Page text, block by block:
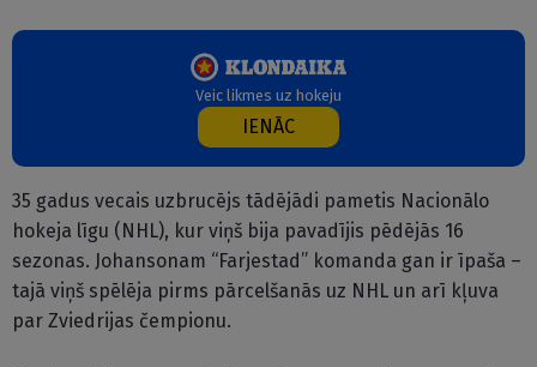
Veic likmes uz hokeju
IENĀC
35 gadus vecais uzbrucējs tādējādi pametis Nacionālo
hokeja līgu (NHL), kur viņš bija pavadījis pēdējās 16
sezonas. Johansonam “Farjestad” komanda gan ir īpaša –
tajā viņš spēlēja pirms pārcelšanās uz NHL un arī kļuva
par Zviedrijas čempionu.